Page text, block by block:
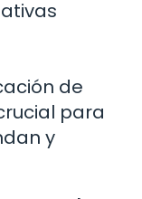
de
para
y